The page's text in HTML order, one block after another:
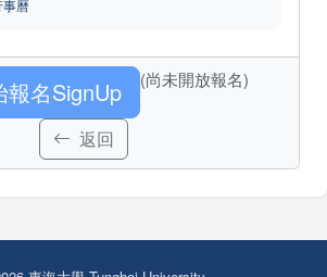
曆
報名SignUp (尚未開放報名)
返回